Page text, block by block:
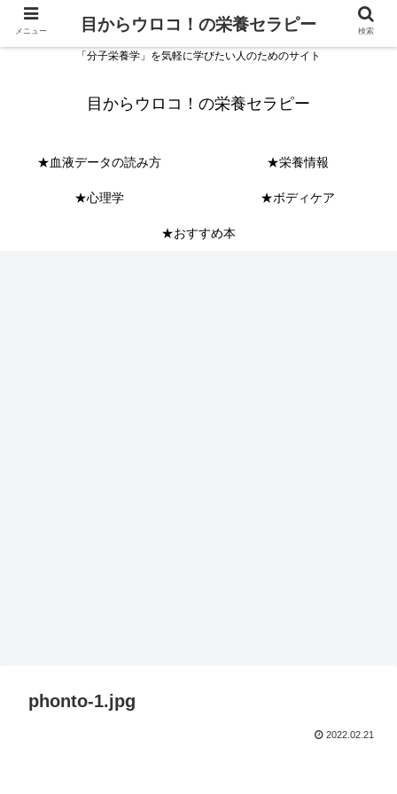
「分子栄養学」を気軽に学びたい人のためのサイト
目からウロコ！の栄養セラピー
★血液データの読み方 ★栄養情報
★心理学 ★ボディケア
★おすすめ本
phonto-1.jpg
2022.02.21
メニュー 目からウロコ！の栄養セラピー 検索